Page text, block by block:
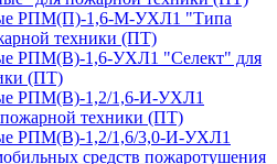
РПМ(П)-1,6-М-УХЛ1 "Типа
техники (ПТ)
РПМ(В)-1,6-УХЛ1 "Селект" для
(ПТ)
РПМ(В)-1,2/1,6-И-УХЛ1
техники (ПТ)
РПМ(В)-1,2/1,6/3,0-И-УХЛ1
средств пожаротушения